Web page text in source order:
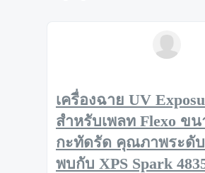
เครื่องฉาย UV
สำหรับเพลท Flexo ขน
กะทัดรัด คุณภาพระดับ
พบกับ XPS Spark